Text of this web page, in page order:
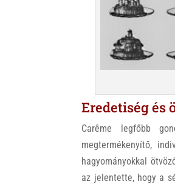
Eredetiség és
Carême legfőbb
megtermékenyítő,
hagyományokkal
az jelentette, hogy a